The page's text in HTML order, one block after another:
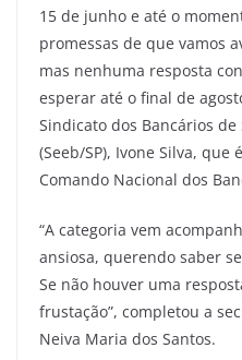
15 de junho e até o
promessas de que vamos
mas nenhuma resposta
esperar até o final de
Sindicato dos Bancários de
(Seeb/SP), Ivone Silva,
Comando Nacional dos
“A categoria vem
ansiosa, querendo saber
Se não houver uma
frustação”, completou a
Neiva Maria dos Santos.